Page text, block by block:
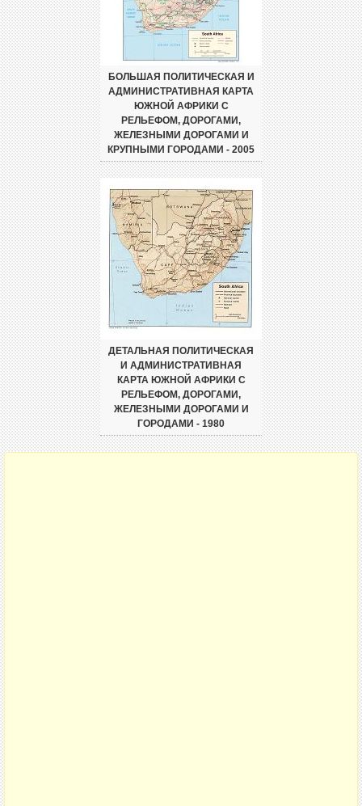
БОЛЬШАЯ ПОЛИТИЧЕСКАЯ И
АДМИНИСТРАТИВНАЯ КАРТА
ЮЖНОЙ АФРИКИ С
РЕЛЬЕФОМ, ДОРОГАМИ,
ЖЕЛЕЗНЫМИ ДОРОГАМИ И
КРУПНЫМИ ГОРОДАМИ - 2005
ДЕТАЛЬНАЯ ПОЛИТИЧЕСКАЯ
И АДМИНИСТРАТИВНАЯ
КАРТА ЮЖНОЙ АФРИКИ С
РЕЛЬЕФОМ, ДОРОГАМИ,
ЖЕЛЕЗНЫМИ ДОРОГАМИ И
ГОРОДАМИ - 1980